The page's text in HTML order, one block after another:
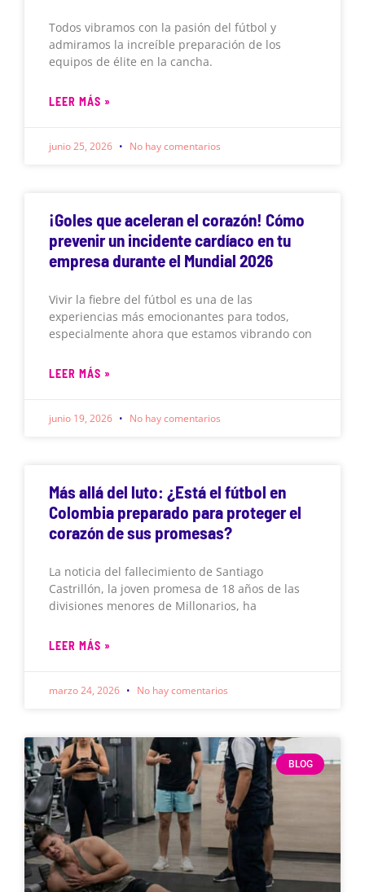
Todos vibramos con la pasión del fútbol y
admiramos la increíble preparación de los
equipos de élite en la cancha.
LEER MÁS »
junio 25, 2026 No hay comentarios
¡Goles que aceleran el corazón! Cómo
prevenir un incidente cardíaco en tu
empresa durante el Mundial 2026
Vivir la fiebre del fútbol es una de las
experiencias más emocionantes para todos,
especialmente ahora que estamos vibrando con
LEER MÁS »
junio 19, 2026 No hay comentarios
Más allá del luto: ¿Está el fútbol en
Colombia preparado para proteger el
corazón de sus promesas?
La noticia del fallecimiento de Santiago
Castrillón, la joven promesa de 18 años de las
divisiones menores de Millonarios, ha
LEER MÁS »
marzo 24, 2026 No hay comentarios
BLOG